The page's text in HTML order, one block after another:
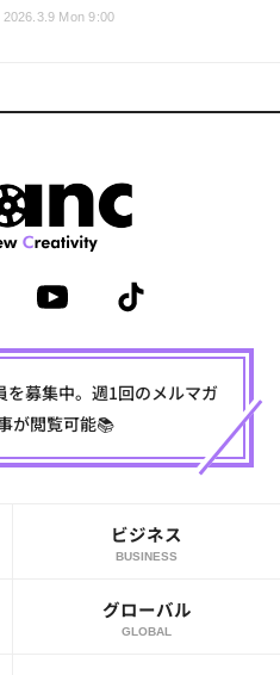
2026.3.9 Mon 9:00
を募集中。週1回のメルマガ
が閲覧可能📚
ビジネス
BUSINESS
グローバル
GLOBAL